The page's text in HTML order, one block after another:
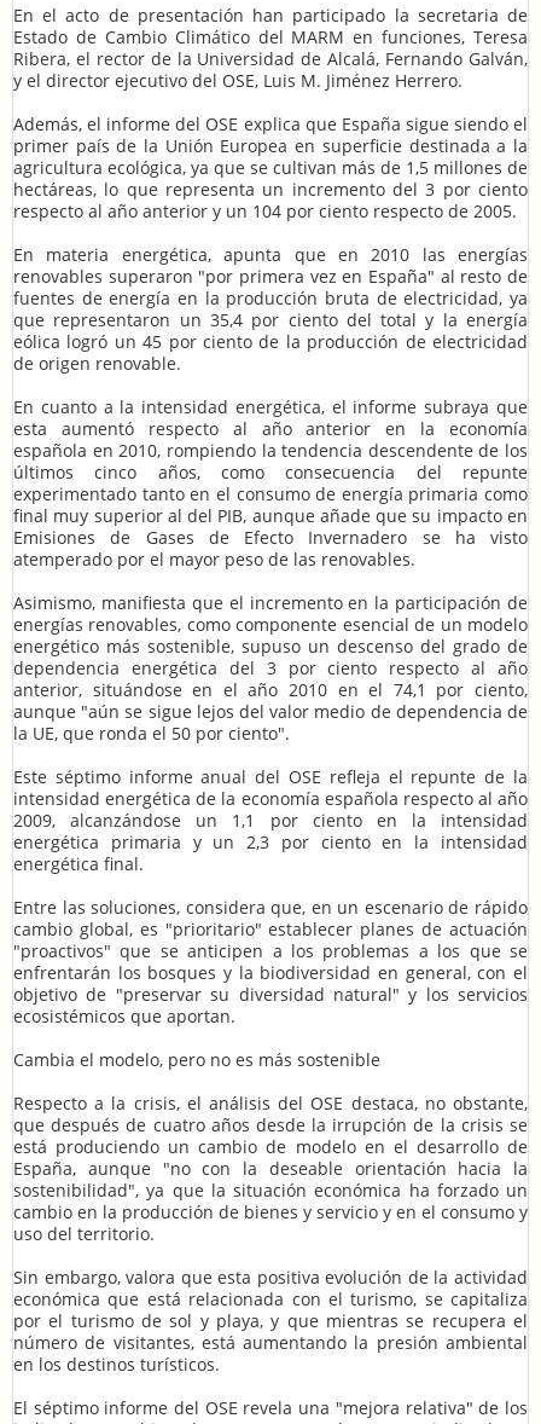
En el acto de presentación han participado la secretaria de
Estado de Cambio Climático del MARM en funciones, Teresa
Ribera, el rector de la Universidad de Alcalá, Fernando Galván,
y el director ejecutivo del OSE, Luis M. Jiménez Herrero.
Además, el informe del OSE explica que España sigue siendo el
primer país de la Unión Europea en superficie destinada a la
agricultura ecológica, ya que se cultivan más de 1,5 millones de
hectáreas, lo que representa un incremento del 3 por ciento
respecto al año anterior y un 104 por ciento respecto de 2005.
En materia energética, apunta que en 2010 las energías
renovables superaron "por primera vez en España" al resto de
fuentes de energía en la producción bruta de electricidad, ya
que representaron un 35,4 por ciento del total y la energía
eólica logró un 45 por ciento de la producción de electricidad
de origen renovable.
En cuanto a la intensidad energética, el informe subraya que
esta aumentó respecto al año anterior en la economía
española en 2010, rompiendo la tendencia descendente de los
últimos cinco años, como consecuencia del repunte
experimentado tanto en el consumo de energía primaria como
final muy superior al del PIB, aunque añade que su impacto en
Emisiones de Gases de Efecto Invernadero se ha visto
atemperado por el mayor peso de las renovables.
Asimismo, manifiesta que el incremento en la participación de
energías renovables, como componente esencial de un modelo
energético más sostenible, supuso un descenso del grado de
dependencia energética del 3 por ciento respecto al año
anterior, situándose en el año 2010 en el 74,1 por ciento,
aunque "aún se sigue lejos del valor medio de dependencia de
la UE, que ronda el 50 por ciento".
Este séptimo informe anual del OSE refleja el repunte de la
intensidad energética de la economía española respecto al año
2009, alcanzándose un 1,1 por ciento en la intensidad
energética primaria y un 2,3 por ciento en la intensidad
energética final.
Entre las soluciones, considera que, en un escenario de rápido
cambio global, es "prioritario" establecer planes de actuación
"proactivos" que se anticipen a los problemas a los que se
enfrentarán los bosques y la biodiversidad en general, con el
objetivo de "preservar su diversidad natural" y los servicios
ecosistémicos que aportan.
Cambia el modelo, pero no es más sostenible
Respecto a la crisis, el análisis del OSE destaca, no obstante,
que después de cuatro años desde la irrupción de la crisis se
está produciendo un cambio de modelo en el desarrollo de
España, aunque "no con la deseable orientación hacia la
sostenibilidad", ya que la situación económica ha forzado un
cambio en la producción de bienes y servicio y en el consumo y
uso del territorio.
Sin embargo, valora que esta positiva evolución de la actividad
económica que está relacionada con el turismo, se capitaliza
por el turismo de sol y playa, y que mientras se recupera el
número de visitantes, está aumentando la presión ambiental
en los destinos turísticos.
El séptimo informe del OSE revela una "mejora relativa" de los